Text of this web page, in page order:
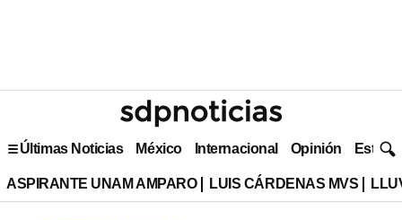
Últimas Noticias México Internacional Opinión Estilo
ASPIRANTE UNAM AMPARO LUIS CÁRDENAS MVS